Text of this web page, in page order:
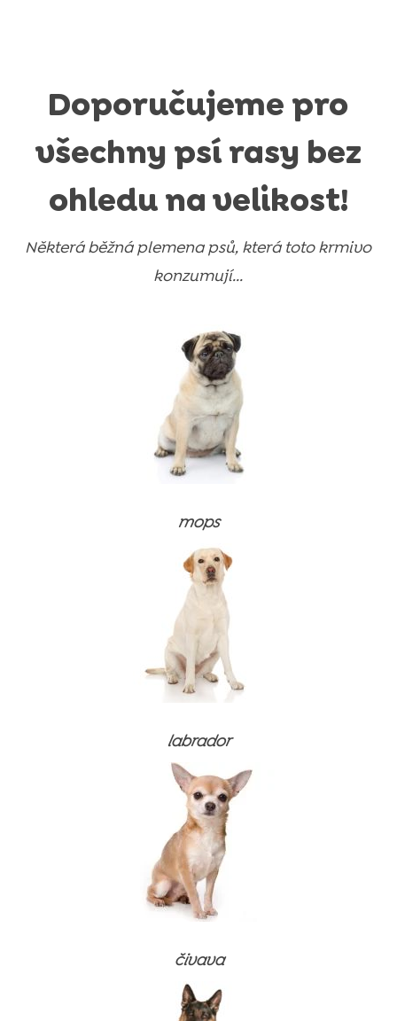
Doporučujeme pro
všechny psí rasy bez
ohledu na velikost!
Některá běžná plemena psů, která toto krmivo
konzumují...
mops
labrador
čivava